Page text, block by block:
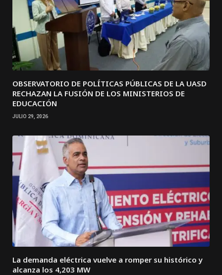
OBSERVATORIO DE POLÍTICAS PÚBLICAS DE LA UASD
RECHAZAN LA FUSIÓN DE LOS MINISTERIOS DE
EDUCACIÓN
JULIO 29, 2026
La demanda eléctrica vuelve a romper su histórico y
alcanza los 4,203 MW